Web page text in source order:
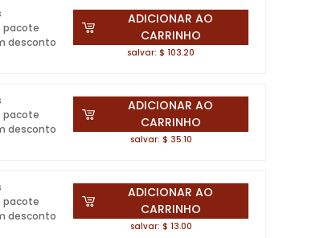
pacote
desconto
ADICIONAR AO
CARRINHO
salvar: $ 103.20
pacote
desconto
ADICIONAR AO
CARRINHO
salvar: $ 35.10
pacote
desconto
ADICIONAR AO
CARRINHO
salvar: $ 13.00